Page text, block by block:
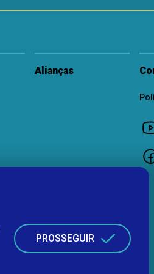
Alianças
PROSSEGUIR